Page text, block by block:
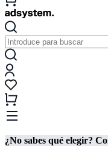
¿No sabes qué elegir?